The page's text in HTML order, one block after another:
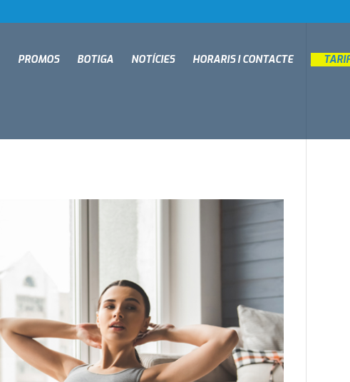
PROMOS BOTIGA NOTÍCIES HORARIS I CONTACTE